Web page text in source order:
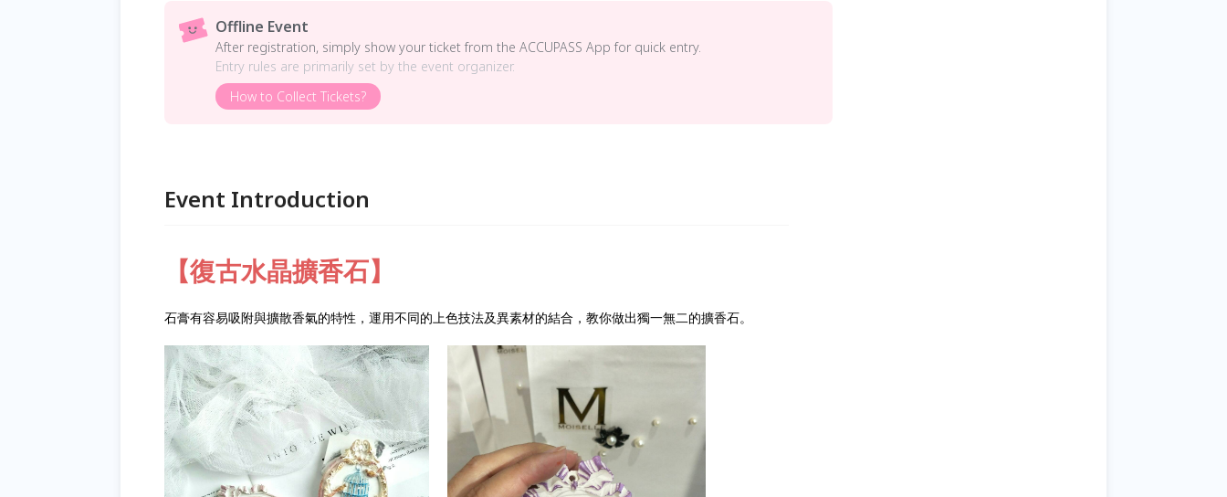
Offline Event
After registration, simply show your ticket from the ACCUPASS App for quick entry.
Entry rules are primarily set by the event organizer.
How to Collect Tickets?
Event Introduction
【復古水晶擴香石】
石膏有容易吸附與擴散香氣的特性，運用不同的上色技法及異素材的結合，教你做出獨一無二的擴香石。